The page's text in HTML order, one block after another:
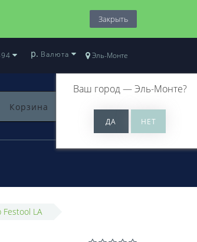
Закрыть
Эль-Монте
Ваш город —Эль-Монте?
р. Валюта
Корзина 0
LA